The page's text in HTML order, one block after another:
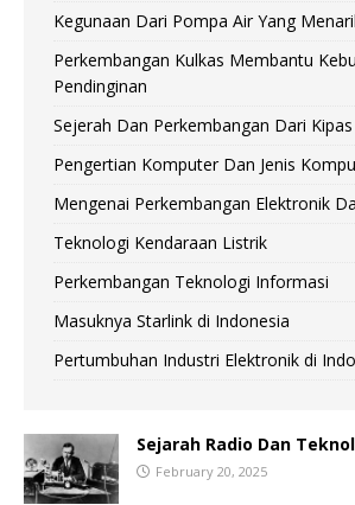
Kegunaan Dari Pompa Air Yang
Perkembangan Kulkas Membantu
Pendinginan
Sejerah Dan Perkembangan Dari
Pengertian Komputer Dan Jenis
Mengenai Perkembangan Elektronik
Teknologi Kendaraan Listrik
Perkembangan Teknologi Informasi
Masuknya Starlink di Indonesia
Pertumbuhan Industri Elektronik di
Sejarah Radio Dan
February 20, 2025